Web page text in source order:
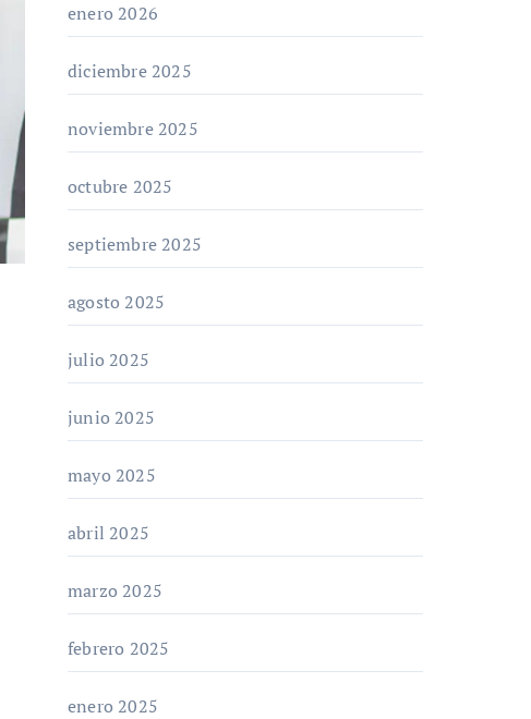
enero 2026
diciembre 2025
noviembre 2025
octubre 2025
septiembre 2025
agosto 2025
julio 2025
junio 2025
mayo 2025
abril 2025
marzo 2025
febrero 2025
enero 2025